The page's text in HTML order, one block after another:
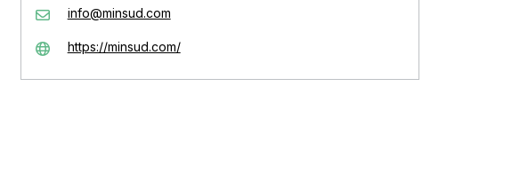
info@minsud.com
https://minsud.com/